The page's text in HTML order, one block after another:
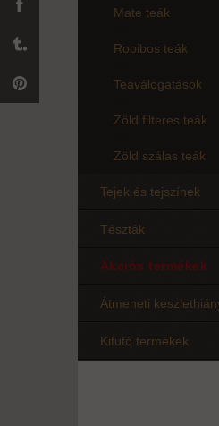
Mate teák
Rooibos teák
Teaválogatások
Zöld filteres teák
Zöld szálas teák
Tejek és tejszínek
Tészták
Akciós termékek
Átmeneti
Kifutó termékek